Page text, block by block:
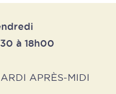
à 18h00
APRÈS-MIDI